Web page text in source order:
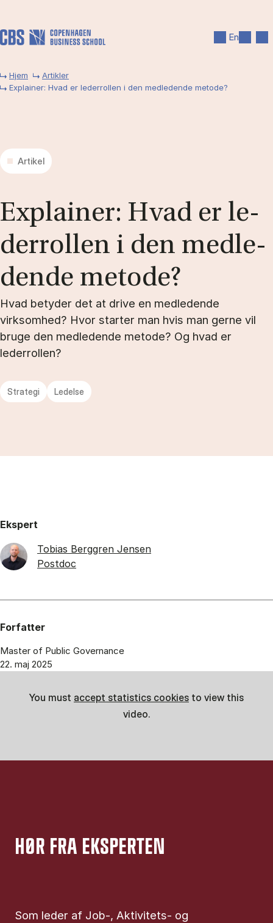
En
Hjem
Artikler
Explainer: Hvad er lederrollen i den medledende metode?
Artikel
Ex­plai­ner: Hvad er le­
der­rol­len i den med­le­
den­de me­to­de?
Hvad betyder det at drive en medledende
virksomhed? Hvor starter man hvis man gerne vil
bruge den medledende metode? Og hvad er
lederrollen?
Strategi Ledelse
Ekspert
Tobias Berggren Jensen
Postdoc
Forfatter
Master of Public Governance
22. maj 2025
HØR FRA EKSPERTEN
Som leder af Job-, Aktivitets- og
You must accept statistics cookies to view this
video.